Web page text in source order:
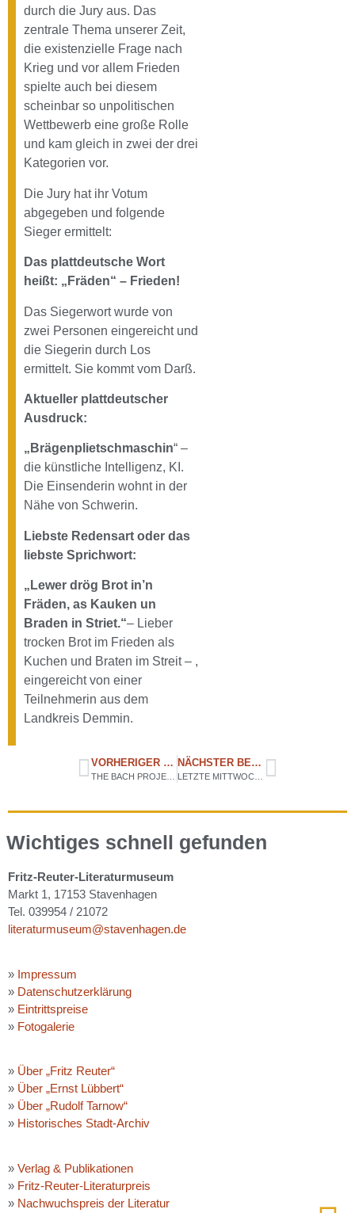
durch die Jury aus. Das
zentrale Thema unserer Zeit,
die existenzielle Frage nach
Krieg und vor allem Frieden
spielte auch bei diesem
scheinbar so unpolitischen
Wettbewerb eine große Rolle
und kam gleich in zwei der drei
Kategorien vor.
Die Jury hat ihr Votum
abgegeben und folgende
Sieger ermittelt:
Das plattdeutsche Wort
heißt: „Fräden“ – Frieden!
Das Siegerwort wurde von
zwei Personen eingereicht und
die Siegerin durch Los
ermittelt. Sie kommt vom Darß.
Aktueller plattdeutscher
Ausdruck:
„Brägenplietschmaschin“ –
die künstliche Intelligenz, KI.
Die Einsenderin wohnt in der
Nähe von Schwerin.
Liebste Redensart oder das
liebste Sprichwort:
„Lewer drög Brot in’n
Fräden, as Kauken un
Braden in Striet.“– Lieber
trocken Brot im Frieden als
Kuchen und Braten im Streit – ,
eingereicht von einer
Teilnehmerin aus dem
Landkreis Demmin.
VORHERIGER BEITRAG
THE BACH PROJECT – MIT LESUNG
NÄCHSTER BEITRAG
LETZTE MITTWOCHSLESUNG VOR DER SOMMERPAUSE
Wichtiges schnell gefunden
Fritz-Reuter-Literaturmuseum
Markt 1, 17153 Stavenhagen
Tel. 039954 / 21072
literaturmuseum@stavenhagen.de
» Impressum
» Datenschutzerklärung
» Eintrittspreise
» Fotogalerie
» Über „Fritz Reuter“
» Über „Ernst Lübbert“
» Über „Rudolf Tarnow“
» Historisches Stadt-Archiv
» Verlag & Publikationen
» Fritz-Reuter-Literaturpreis
» Nachwuchspreis der Literatur